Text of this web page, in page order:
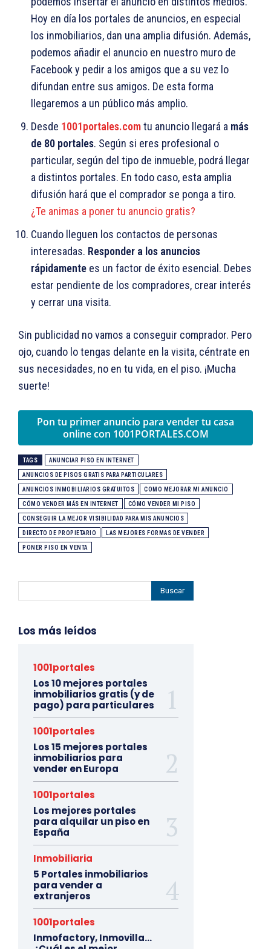
Hoy en día los portales de anuncios, en especial
los inmobiliarios, dan una amplia difusión. Además,
podemos añadir el anuncio en nuestro muro de
Facebook y pedir a los amigos que a su vez lo
difundan entre sus amigos. De esta forma
llegaremos a un público más amplio.
Desde 1001portales.comtu anuncio llegará a más
de 80 portales. Según si eres profesional o
particular, según del tipo de inmueble, podrá llegar
a distintos portales. En todo caso, esta amplia
difusión hará que el comprador se ponga a tiro.
¿Te animas a poner tu anuncio gratis?
Cuando lleguen los contactos de personas
interesadas. Responder a los anuncios
rápidamente es un factor de éxito esencial. Debes
estar pendiente de los compradores, crear interés
y cerrar una visita.
Sin publicidad no vamos a conseguir comprador. Pero
ojo, cuando lo tengas delante en la visita, céntrate en
sus necesidades, no en tu vida, en el piso. ¡Mucha
suerte!
Pon tu primer anuncio para vender tu casa
online con 1001PORTALES.COM
TAGS ANUNCIAR PISO EN INTERNET
ANUNCIOS DE PISOS GRATIS PARA PARTICULARES
ANUNCIOS INMOBILIARIOS GRATUITOS COMO MEJORAR MI ANUNCIO
CÓMO VENDER MÁS EN INTERNET CÓMO VENDER MI PISO
CONSEGUIR LA MEJOR VISIBILIDAD PARA MIS ANUNCIOS
DIRECTO DE PROPIETARIO LAS MEJORES FORMAS DE VENDER
PONER PISO EN VENTA
Buscar
Los más leídos
1001portales
Los 10 mejores portales
inmobiliarios gratis (y de
pago) para particulares
1001portales
Los 15 mejores portales
inmobiliarios para
vender en Europa
1001portales
Los mejores portales
para alquilar un piso en
España
Inmobiliaria
5 Portales inmobiliarios
para vender a
extranjeros
1001portales
Inmofactory, Inmovilla…